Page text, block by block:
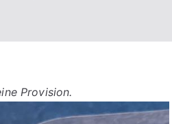
Provision.